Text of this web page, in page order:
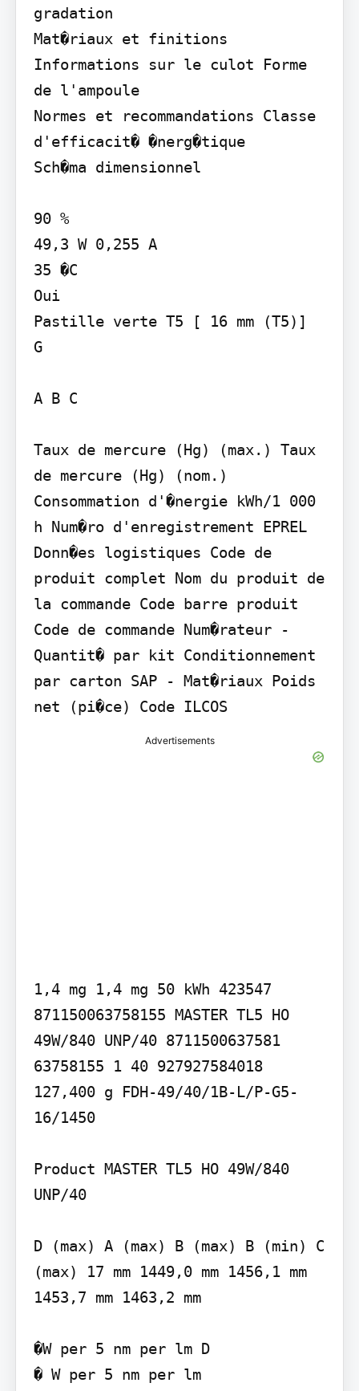
gradation
Mat�riaux et finitions
Informations sur le culot Forme
de l'ampoule
Normes et recommandations Classe
d'efficacit� �nerg�tique
Sch�ma dimensionnel
90 %
49,3 W 0,255 A
35 �C
Oui
Pastille verte T5 [ 16 mm (T5)]
G
A B C
Taux de mercure (Hg) (max.) Taux
de mercure (Hg) (nom.)
Consommation d'�nergie kWh/1 000
h Num�ro d'enregistrement EPREL
Donn�es logistiques Code de
produit complet Nom du produit de
la commande Code barre produit
Code de commande Num�rateur -
Quantit� par kit Conditionnement
par carton SAP - Mat�riaux Poids
net (pi�ce) Code ILCOS
Advertisements
1,4 mg 1,4 mg 50 kWh 423547
871150063758155 MASTER TL5 HO
49W/840 UNP/40 8711500637581
63758155 1 40 927927584018
127,400 g FDH-49/40/1B-L/P-G5-
16/1450
Product MASTER TL5 HO 49W/840
UNP/40
D (max) A (max) B (max) B (min) C
(max) 17 mm 1449,0 mm 1456,1 mm
1453,7 mm 1463,2 mm
�W per 5 nm per lm D
� W per 5 nm per lm